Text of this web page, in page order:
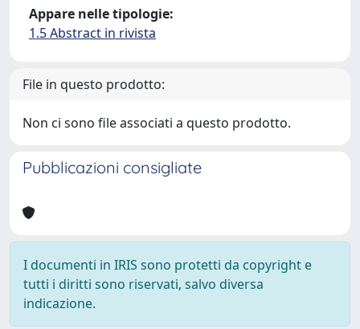
Appare nelle tipologie:
1.5 Abstract in rivista
File in questo prodotto:
Non ci sono file associati a questo prodotto.
Pubblicazioni consigliate
I documenti in IRIS sono protetti da copyright e
tutti i diritti sono riservati, salvo diversa
indicazione.